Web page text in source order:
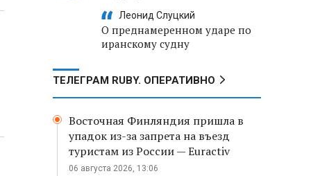
Леонид Слуцкий
О преднамеренном ударе по
иранскому судну
ТЕЛЕГРАМ RUBY. ОПЕРАТИВНО
Восточная Финляндия пришла в
упадок из-за запрета на въезд
туристам из России — Euractiv
06 августа 2026, 13:06